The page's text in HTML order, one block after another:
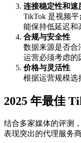
连接稳定性和速
TikTok 是视频
能保持低延迟和
合规与安全性
数据来源是否合
运营必须考虑的
价格与灵活性
根据运营规模选
2025 年最佳
结合多家媒体的评测
表现突出的代理服务商